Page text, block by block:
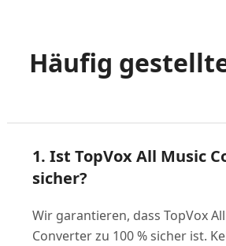
Häufig
1. Ist TopVox All Music
sicher?
Wir garantieren, dass TopVox
Converter zu 100 % sicher ist.